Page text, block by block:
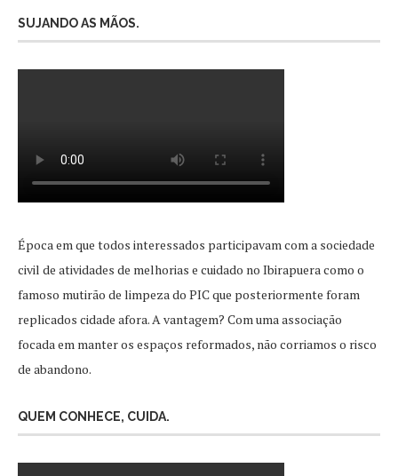
SUJANDO AS MÃOS.
Época em que todos interessados participavam com a sociedade
civil de atividades de melhorias e cuidado no Ibirapuera como o
famoso mutirão de limpeza do PIC que posteriormente foram
replicados cidade afora. A vantagem? Com uma associação
focada em manter os espaços reformados, não corriamos o risco
de abandono.
QUEM CONHECE, CUIDA.